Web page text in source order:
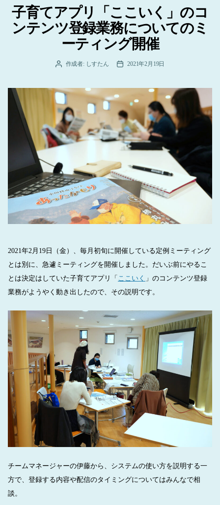
ゴ
リ
ー
子育てアプリ「ここいく」のコ
ンテンツ登録業務についてのミ
ーティング開催
投 作成者: しすたん
投 2021年2月19日
2021年2月19日（金）、毎月初旬に開催している定例ミーティング
とは別に、急遽ミーティングを開催しました。だいぶ前にやるこ
とは決定はしていた子育てアプリ「ここいく
」のコンテンツ登録
業務がようやく動き出したので、その説明です。
チームマネージャーの伊藤から、システムの使い方を説明する一
方で、登録する内容や配信のタイミングについてはみんなで相
談。